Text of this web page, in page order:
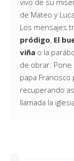
vivo de su
de Mateo y
Los mensajes
pródigo, El
viña o la
de obrar. Pone
papa
recuperando
llamada la